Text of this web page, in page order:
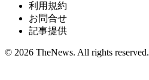
利用規約
お問合せ
記事提供
© 2026 TheNews. All rights reserved.